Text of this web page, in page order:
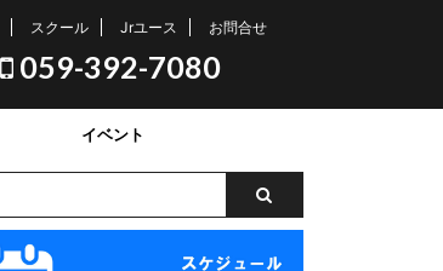
スクール Jrユース お問合せ
059-392-7080
イベント